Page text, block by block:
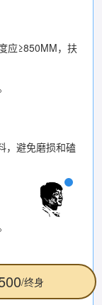
应≥850MM，扶
，避免磨损和磕
/终身